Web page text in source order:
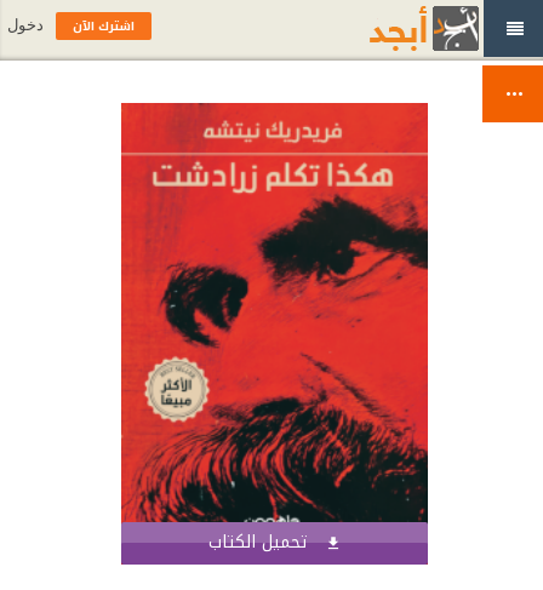
تحميل الكتاب
اشترك الآن دخول